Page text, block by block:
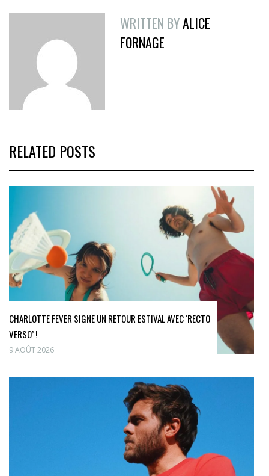
WRITTEN BYALICE
FORNAGE
RELATED POSTS
CHARLOTTE FEVER SIGNE UN RETOUR ESTIVAL AVEC ‘RECTO
VERSO’ !
9 AOÛT 2026